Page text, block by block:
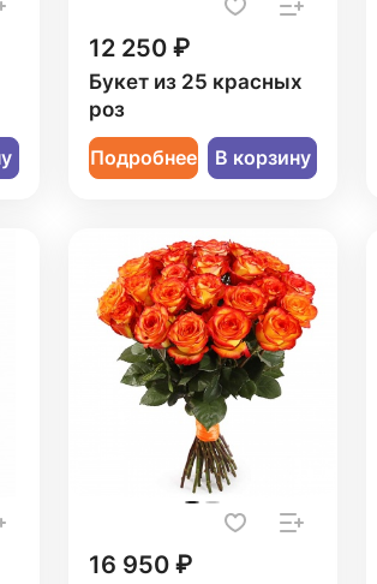
12 250 ₽
Букет из 25 красных
роз
Подробнее В корзину
16 950 ₽